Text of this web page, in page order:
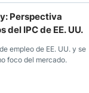
Perspectiva
IPC de EE. UU.
empleo de EE. UU. y se
foco del mercado.